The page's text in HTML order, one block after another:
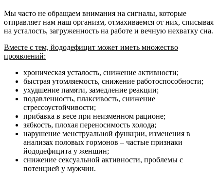
Мы часто не обращаем внимания на сигналы, которые
отправляет нам наш организм, отмахиваемся от них, списывая
на усталость, загруженность на работе и вечную нехватку сна.
Вместе с тем, йододефицит может иметь множество
проявлений:
хроническая усталость, снижение активности;
быстрая утомляемость, снижение работоспособности;
ухудшение памяти, замедление реакции;
подавленность, плаксивость, снижение
стрессоустойчивости;
прибавка в весе при неизменном рационе;
зябкость, плохая переносимость холода;
нарушение менструальной функции, изменения в
анализах половых гормонов – частые признаки
йододефицита у женщин;
снижение сексуальной активности, проблемы с
потенцией у мужчин.